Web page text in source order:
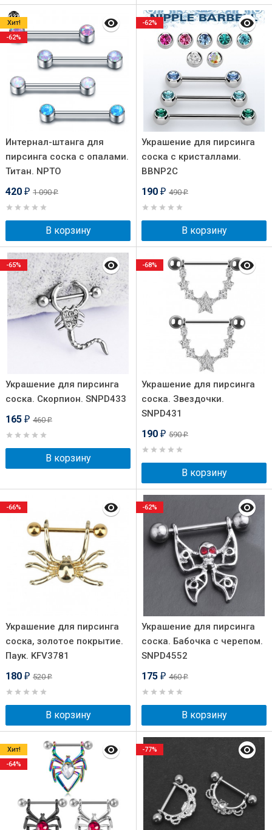
Интернал-штанга для
пирсинга соска с опалами.
Титан. NPTO
420 ₽ 1 090₽
В корзину
Хит!
-62%
Украшение для пирсинга
соска с кристаллами.
BBNP2C
190 ₽ 490₽
В корзину
-62%
Украшение для пирсинга
соска. Скорпион. SNPD433
165 ₽ 460₽
В корзину
-65%
Украшение для пирсинга
соска. Звездочки.
SNPD431
190 ₽ 590₽
В корзину
-68%
Украшение для пирсинга
соска, золотое покрытие.
Паук. KFV3781
180 ₽ 520₽
В корзину
-66%
Украшение для пирсинга
соска. Бабочка с черепом.
SNPD4552
175 ₽ 460₽
В корзину
-62%
Хит!
-64%
-77%